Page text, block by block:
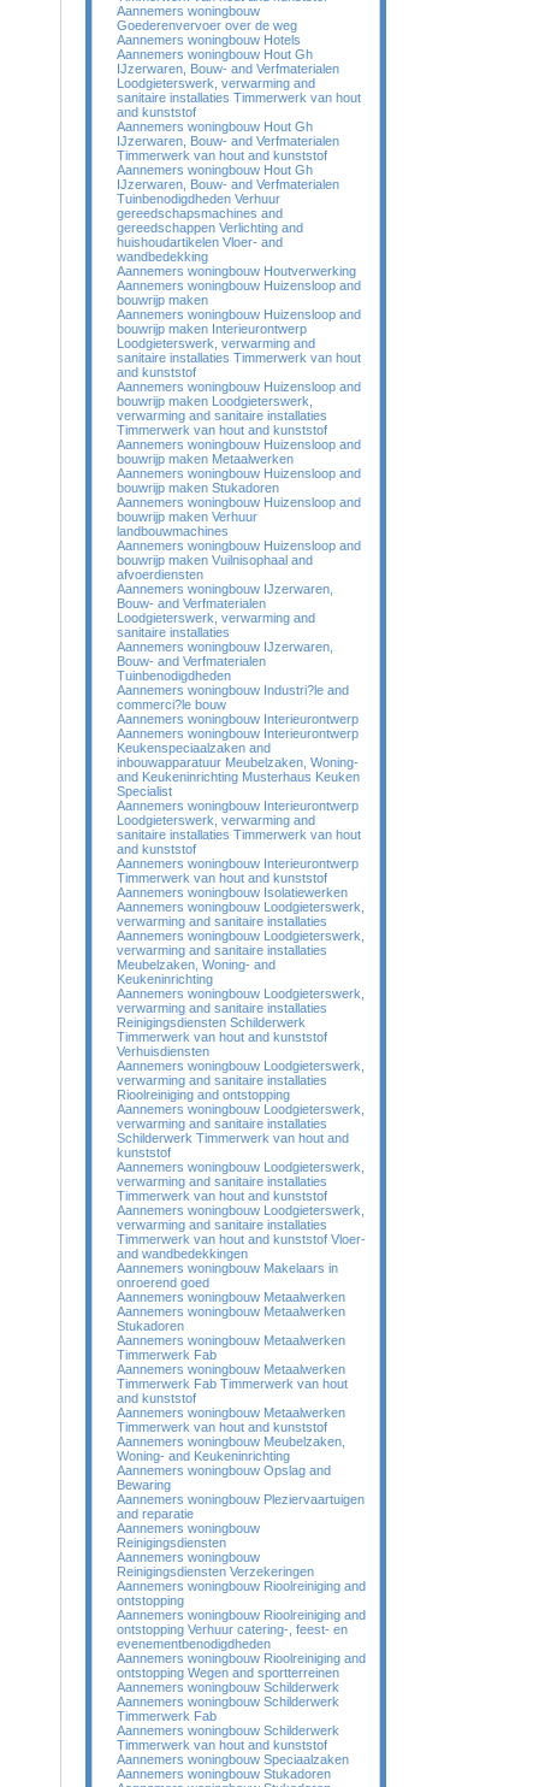
Aannemers woningbouw
Goederenvervoer over de weg
Aannemers woningbouw Hotels
Aannemers woningbouw Hout Gh
IJzerwaren, Bouw- and Verfmaterialen
Loodgieterswerk, verwarming and
sanitaire installaties Timmerwerk van hout
and kunststof
Aannemers woningbouw Hout Gh
IJzerwaren, Bouw- and Verfmaterialen
Timmerwerk van hout and kunststof
Aannemers woningbouw Hout Gh
IJzerwaren, Bouw- and Verfmaterialen
Tuinbenodigdheden Verhuur
gereedschapsmachines and
gereedschappen Verlichting and
huishoudartikelen Vloer- and
wandbedekking
Aannemers woningbouw Houtverwerking
Aannemers woningbouw Huizensloop and
bouwrijp maken
Aannemers woningbouw Huizensloop and
bouwrijp maken Interieurontwerp
Loodgieterswerk, verwarming and
sanitaire installaties Timmerwerk van hout
and kunststof
Aannemers woningbouw Huizensloop and
bouwrijp maken Loodgieterswerk,
verwarming and sanitaire installaties
Timmerwerk van hout and kunststof
Aannemers woningbouw Huizensloop and
bouwrijp maken Metaalwerken
Aannemers woningbouw Huizensloop and
bouwrijp maken Stukadoren
Aannemers woningbouw Huizensloop and
bouwrijp maken Verhuur
landbouwmachines
Aannemers woningbouw Huizensloop and
bouwrijp maken Vuilnisophaal and
afvoerdiensten
Aannemers woningbouw IJzerwaren,
Bouw- and Verfmaterialen
Loodgieterswerk, verwarming and
sanitaire installaties
Aannemers woningbouw IJzerwaren,
Bouw- and Verfmaterialen
Tuinbenodigdheden
Aannemers woningbouw Industri?le and
commerci?le bouw
Aannemers woningbouw Interieurontwerp
Aannemers woningbouw Interieurontwerp
Keukenspeciaalzaken and
inbouwapparatuur Meubelzaken, Woning-
and Keukeninrichting Musterhaus Keuken
Specialist
Aannemers woningbouw Interieurontwerp
Loodgieterswerk, verwarming and
sanitaire installaties Timmerwerk van hout
and kunststof
Aannemers woningbouw Interieurontwerp
Timmerwerk van hout and kunststof
Aannemers woningbouw Isolatiewerken
Aannemers woningbouw Loodgieterswerk,
verwarming and sanitaire installaties
Aannemers woningbouw Loodgieterswerk,
verwarming and sanitaire installaties
Meubelzaken, Woning- and
Keukeninrichting
Aannemers woningbouw Loodgieterswerk,
verwarming and sanitaire installaties
Reinigingsdiensten Schilderwerk
Timmerwerk van hout and kunststof
Verhuisdiensten
Aannemers woningbouw Loodgieterswerk,
verwarming and sanitaire installaties
Rioolreiniging and ontstopping
Aannemers woningbouw Loodgieterswerk,
verwarming and sanitaire installaties
Schilderwerk Timmerwerk van hout and
kunststof
Aannemers woningbouw Loodgieterswerk,
verwarming and sanitaire installaties
Timmerwerk van hout and kunststof
Aannemers woningbouw Loodgieterswerk,
verwarming and sanitaire installaties
Timmerwerk van hout and kunststof Vloer-
and wandbedekkingen
Aannemers woningbouw Makelaars in
onroerend goed
Aannemers woningbouw Metaalwerken
Aannemers woningbouw Metaalwerken
Stukadoren
Aannemers woningbouw Metaalwerken
Timmerwerk Fab
Aannemers woningbouw Metaalwerken
Timmerwerk Fab Timmerwerk van hout
and kunststof
Aannemers woningbouw Metaalwerken
Timmerwerk van hout and kunststof
Aannemers woningbouw Meubelzaken,
Woning- and Keukeninrichting
Aannemers woningbouw Opslag and
Bewaring
Aannemers woningbouw Pleziervaartuigen
and reparatie
Aannemers woningbouw
Reinigingsdiensten
Aannemers woningbouw
Reinigingsdiensten Verzekeringen
Aannemers woningbouw Rioolreiniging and
ontstopping
Aannemers woningbouw Rioolreiniging and
ontstopping Verhuur catering-, feest- en
evenementbenodigdheden
Aannemers woningbouw Rioolreiniging and
ontstopping Wegen and sportterreinen
Aannemers woningbouw Schilderwerk
Aannemers woningbouw Schilderwerk
Timmerwerk Fab
Aannemers woningbouw Schilderwerk
Timmerwerk van hout and kunststof
Aannemers woningbouw Speciaalzaken
Aannemers woningbouw Stukadoren